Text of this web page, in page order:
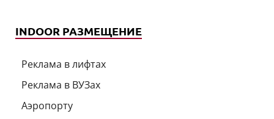
INDOOR РАЗМЕЩЕНИЕ
Реклама в лифтах
Реклама в ВУЗах
Аэропорту